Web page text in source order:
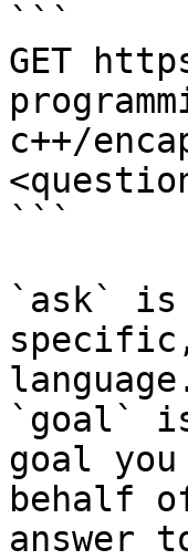
```
GET
c++/
```
`ask` is
`goal`
goal
behalf
answer